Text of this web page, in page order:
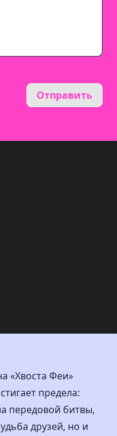
Отправить
«Хвоста Феи»
предела:
передовой битвы,
друзей, но и